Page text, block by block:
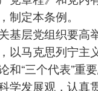
制定本条例。
层党组织要高
以马克思列宁主
和“三个代表”重
学发展观，认真